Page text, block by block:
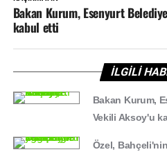
Bakan Kurum, Esenyurt
kabul etti
İLGİLİ
Bakan Kurum,
Vekili Aksoy'u
Özel,